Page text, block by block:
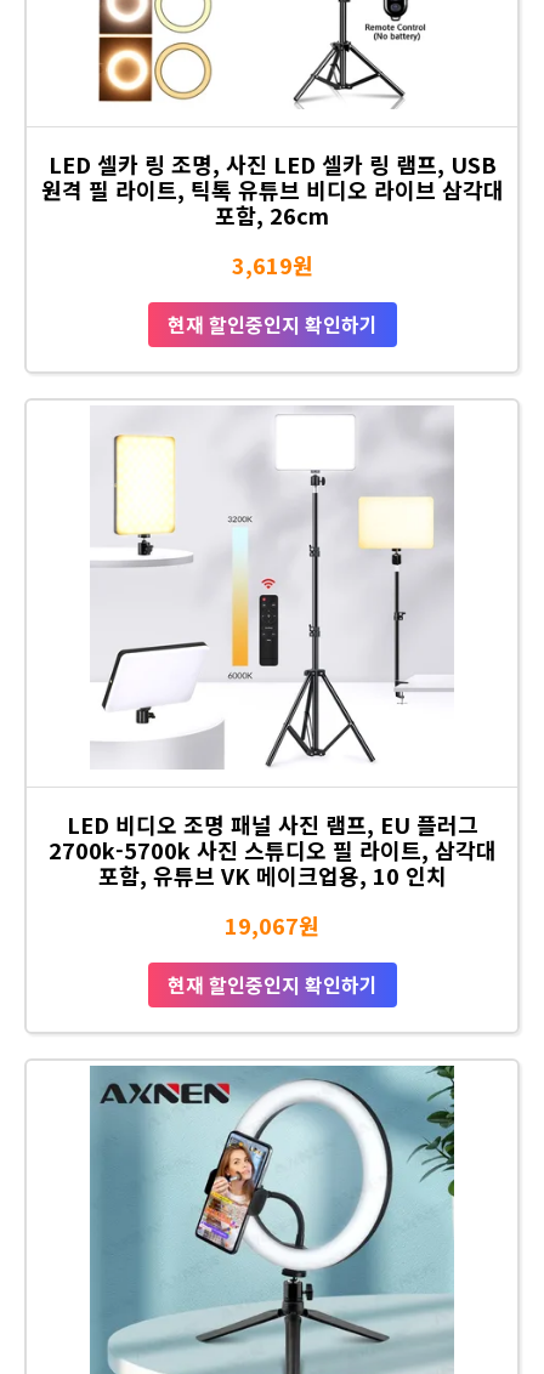
LED 셀카 링 조명, 사진 LED 셀카 링 램프, USB
원격 필 라이트, 틱톡 유튜브 비디오 라이브 삼각대
포함, 26cm
3,619원
현재 할인중인지 확인하기
LED 비디오 조명 패널 사진 램프, EU 플러그
2700k-5700k 사진 스튜디오 필 라이트, 삼각대
포함, 유튜브 VK 메이크업용, 10 인치
19,067원
현재 할인중인지 확인하기